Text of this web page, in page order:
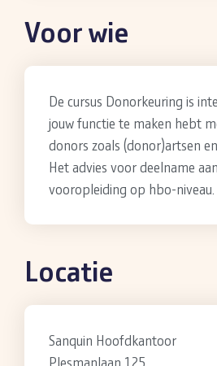
Voor wie
De cursus Donorkeuring is
jouw functie te maken hebt
donors zoals (donor)artsen
Het advies voor deelname
vooropleiding op hbo-niveau.
Locatie
Sanquin Hoofdkantoor
Plesmanlaan 125